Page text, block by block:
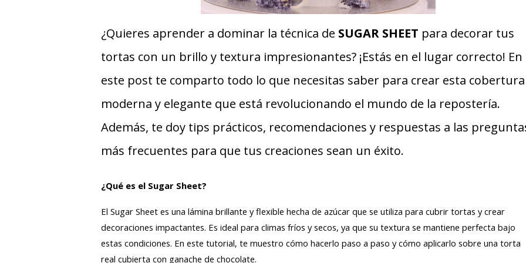
¿Quieres aprender a dominar la técnica de SUGAR SHEET para decorar tus
tortas con un brillo y textura impresionantes? ¡Estás en el lugar correcto! En
este post te comparto todo lo que necesitas saber para crear esta cobertura
moderna y elegante que está revolucionando el mundo de la repostería.
Además, te doy tips prácticos, recomendaciones y respuestas a las
más frecuentes para que tus creaciones sean un éxito.
¿Qué es el Sugar Sheet?
El Sugar Sheet es una lámina brillante y flexible hecha de azúcar que se utiliza para cubrir tortas y crear
decoraciones impactantes. Es ideal para climas fríos y secos, ya que su textura se mantiene perfecta bajo
estas condiciones. En este tutorial, te muestro cómo hacerlo paso a paso y cómo aplicarlo sobre una torta
real cubierta con ganache de chocolate.